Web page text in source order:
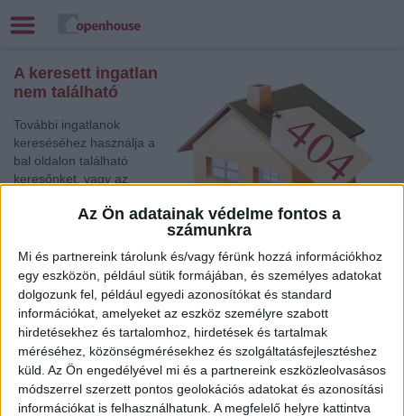
Az Ön adatainak védelme fontos a
számunkra
Mi és partnereink tárolunk és/vagy férünk hozzá információkhoz
egy eszközön, például sütik formájában, és személyes adatokat
dolgozunk fel, például egyedi azonosítókat és standard
információkat, amelyeket az eszköz személyre szabott
hirdetésekhez és tartalomhoz, hirdetések és tartalmak
méréséhez, közönségmérésekhez és szolgáltatásfejlesztéshez
küld. Az Ön engedélyével mi és a partnereink eszközleolvasásos
módszerrel szerzett pontos geolokációs adatokat és azonosítási
információkat is felhasználhatunk. A megfelelő helyre kattintva
A keresett ingatlan
nem található
További ingatlanok
kereséséhez használja a
bal oldalon található
keresőnket, vagy az
Családi ház
Balatonfüred, Eladó Családi ház
Zalaegerszeg
, Eladó Társasházi lakás, Családi ház
Tatabánya, Eladó Társasházi lakás, Családi ház
Győr, Eladó Társasházi lakás
Celldömölk, Eladó Társasházi lakás
Debrecen
, Kiadó Családi ház